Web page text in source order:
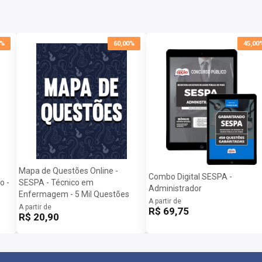
-
60,00%
Mapa de Questões Online -
SESPA - Técnico em
Enfermagem - 5 Mil Questões
A partir de
R$ 20,90
Combo Digital SESPA -
Administrador
A partir de
R$ 69,75